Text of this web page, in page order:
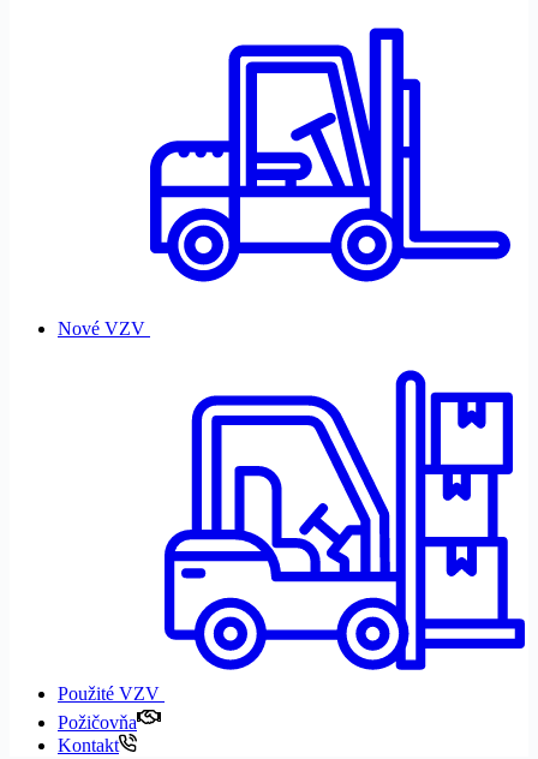
Nové VZV
Použité VZV
Požičovňa
Kontakt